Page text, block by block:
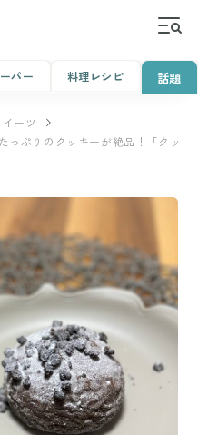
パー 料理レシピ 話題
ーツ
っぷりのクッキーが絶品！「クッ